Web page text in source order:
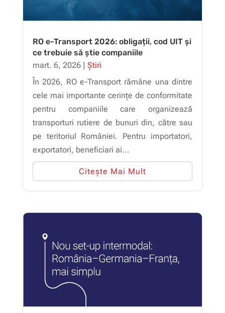
RO e-Transport 2026: obligații, cod UIT și
ce trebuie să știe companiile
mart. 6, 2026| Știri
În 2026, RO e-Transport rămâne una dintre
cele mai importante cerințe de conformitate
pentru companiile care organizează
transporturi rutiere de bunuri din, către sau
pe teritoriul României. Pentru importatori,
exportatori, beneficiari ai...
Citește Mai Mult